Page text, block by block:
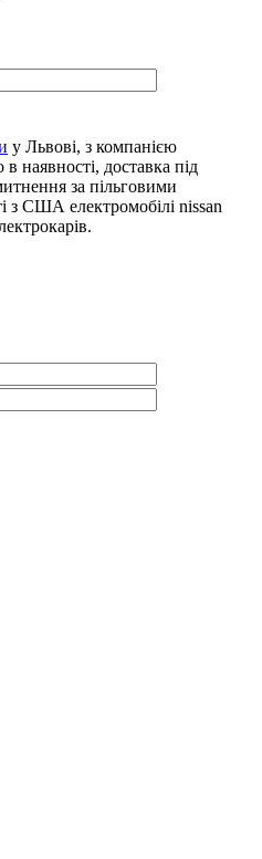
у Львові, з компанією
наявності, доставка під
за пільговими
з США електромобілі nissan